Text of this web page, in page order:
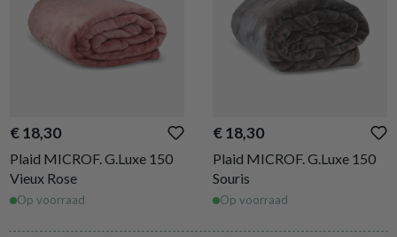
€ 18,30
Plaid MICROF. G.Luxe 150
Vieux Rose
Op voorraad
€ 18,30
Plaid MICROF. G.Luxe 150
Souris
Op voorraad